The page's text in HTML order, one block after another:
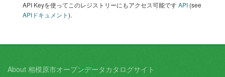
API Keyを使ってこのレジストリーにもアクセス可能ですAPI (see
APIドキュメント).
About 相模原市オープンデータカタログサイト